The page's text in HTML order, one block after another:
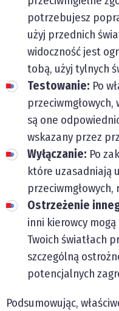
potrzebujesz
użyj przednich
widoczność jest
tobą, użyj tylnych
Testowanie: Po
przeciwmgłowych,
są one
wskazany przez
Wyłączanie: Po
które uzasadniają
przeciwmgłowych,
Ostrzeżenie
inni kierowcy
Twoich światłach
szczególną
potencjalnych
Podsumowując,